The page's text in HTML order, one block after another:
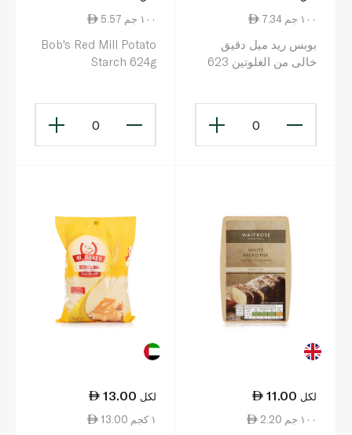
7.34 ١٠٠ جم
بوبس ريد ميل دقيق
خالى من الغلوتين 623
0
5.57 ١٠٠ جم
Bob's Red Mill Potato
Starch 624g
0
11.00 لكل
2.20 ١٠٠ جم
13.00 لكل
13.00 ١ كجم